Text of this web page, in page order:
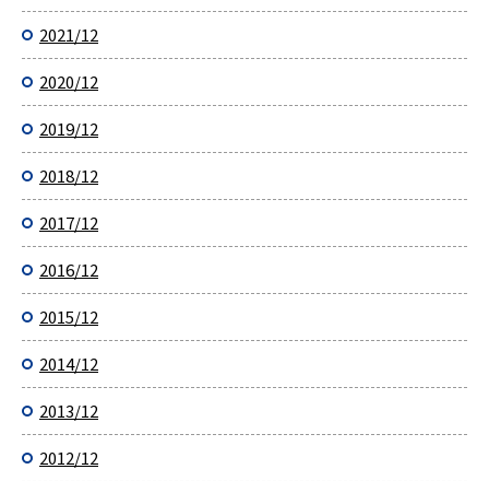
2021/12
2020/12
2019/12
2018/12
2017/12
2016/12
2015/12
2014/12
2013/12
2012/12